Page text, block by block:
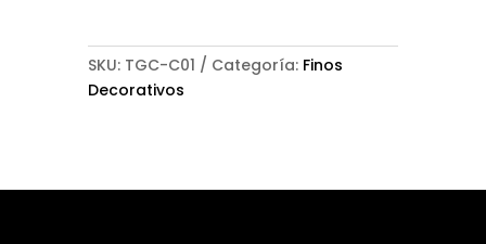
SKU: TGC-C01 Categoría: Finos
Decorativos